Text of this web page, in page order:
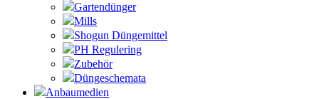
Gartendünger
Mills
Shogun Düngemittel
PH Regulering
Zubehör
Düngeschemata
Anbaumedien